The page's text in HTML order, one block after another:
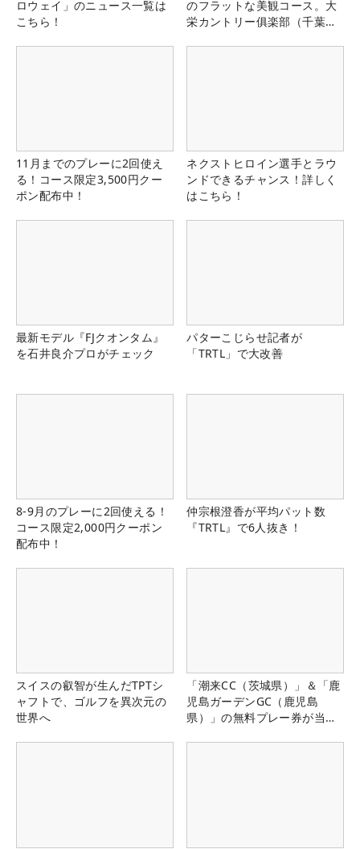
ロウェイ」のニュース一覧は
こちら！
のフラットな美観コース。大
栄カントリー俱楽部（千葉
11月までのプレーに2回使え
る！コース限定3,500円クー
ポン配布中！
ネクストヒロイン選手とラウ
ンドできるチャンス！詳しく
はこちら！
最新モデル『FJクオンタム』
を石井良介プロがチェック
パターこじらせ記者が
「TRTL」で大改善
8-9月のプレーに2回使える！
コース限定2,000円クーポン
配布中！
仲宗根澄香が平均パット数
『TRTL』で6人抜き！
スイスの叡智が生んだTPTシ
ャフトで、ゴルフを異次元の
世界へ
「潮来CC（茨城県）」＆「鹿
児島ガーデンGC（鹿児島
県）」の無料プレー券が当た